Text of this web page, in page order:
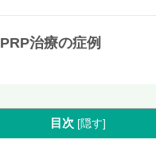
PRP治療の症例
目次 [隠す]